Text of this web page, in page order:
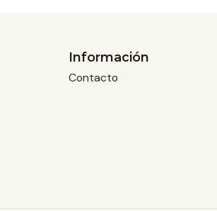
Información
Contacto